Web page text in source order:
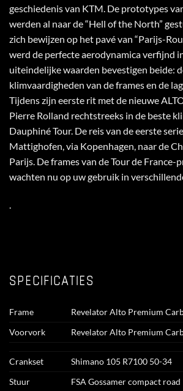
geschiedenis van KTM. De prototypes
werden al naar de “Hell of the North”
zich bewijzen op het pavé van “Parijs-
werd de perfecte aerodynamica verfijnd
uiteindelijke waarden bevestigen beide:
klimvaardigheden van de frames en de
Tijdens zijn eerste rit met de nieuwe
Pierre Rolland rechtstreeks in de beste
Dauphiné Tour. De reis van de eerste
Mattighofen, via Kopenhagen, naar de
Parijs. De frames van de Tour de France-
wachten nu op uw gebruik in
.
SPECIFICATIES
Frame
Revelator Alto Premium
Voorvork
Revelator Alto Premium
Crankset
Shimano 105 R7100 50-34
Stuur
FSA Gossamer compact road